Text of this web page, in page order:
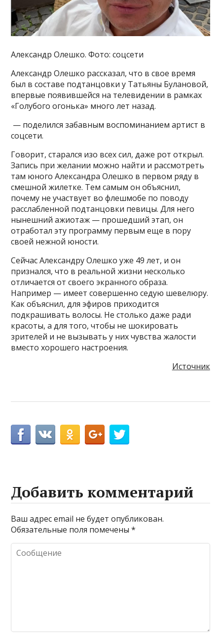
Александр Олешко. Фото: соцсети
Александр Олешко рассказал, что в свое время
был в составе подтанцовки у Татьяны Булановой,
впервые появившейся на телевидении в рамках
«Голубого огонька» много лет назад.
— поделился забавным воспоминанием артист в
соцсети.
Говорит, старался изо всех сил, даже рот открыл.
Запись при желании можно найти и рассмотреть
там юного Александра Олешко в первом ряду в
смешной жилетке. Тем самым он объяснил,
почему не участвует во флешмобе по поводу
расслабленной подтанцовки певицы. Для него
нынешний ажиотаж — прошедший этап, он
отработал эту программу первым еще в пору
своей нежной юности.
Сейчас Александру Олешко уже 49 лет, и он
признался, что в реальной жизни несколько
отличается от своего экранного образа.
Например — имеет совершенно седую шевелюру.
Как объяснил, для эфиров приходится
подкрашивать волосы. Не столько даже ради
красоты, а для того, чтобы не шокировать
зрителей и не вызывать у них чувства жалости
вместо хорошего настроения.
Источник
Добавить комментарий
Ваш адрес email не будет опубликован.
Обязательные поля помечены*